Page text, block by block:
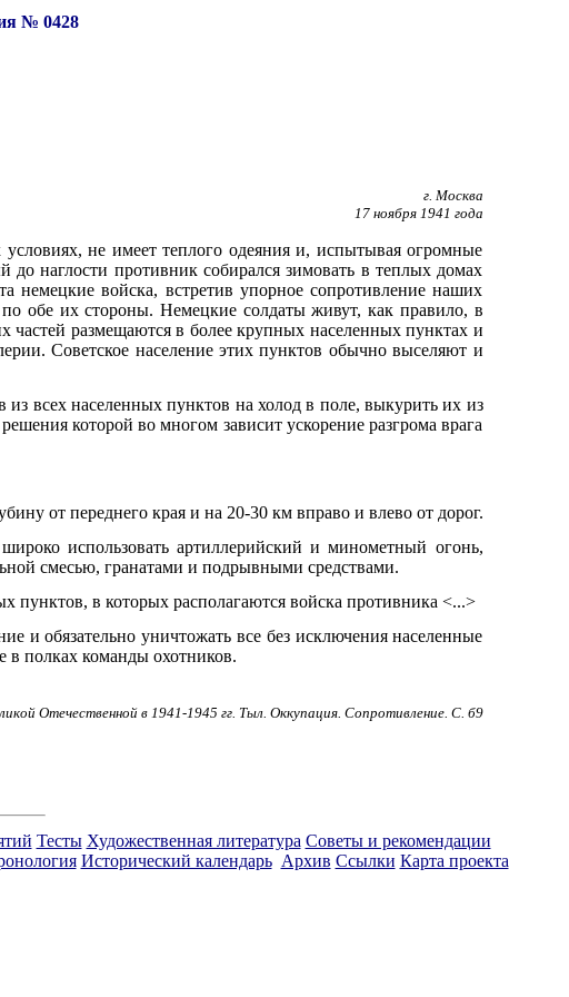
№ 0428
г. Москва
17 ноября 1941 года
не имеет теплого одеяния и, испытывая огромные
наглости противник собирался зимовать в теплых домах
войска, встретив упорное сопротивление наших
обе их стороны. Немецкие солдаты живут, как правило, в
частей размещаются в более крупных населенных пунктах и
Советское население этих пунктов обычно выселяют и
всех населенных пунктов на холод в поле, выкурить их из
которой во многом зависит ускорение разгрома врага
от переднего края и на 20-30 км вправо и влево от дорог.
использовать артиллерийский и минометный огонь,
смесью, гранатами и подрывными средствами.
пунктов, в которых располагаются войска противника <...>
и обязательно уничтожать все без исключения населенные
в полках команды охотников.
Отечественной в 1941-1945 гг. Тыл. Оккупация. Сопротивление. С. б9
Тесты Художественная литература Советы и рекомендации
Исторический календарь Архив Ссылки Карта проекта